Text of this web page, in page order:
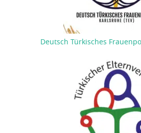
Deutsch Türkisches